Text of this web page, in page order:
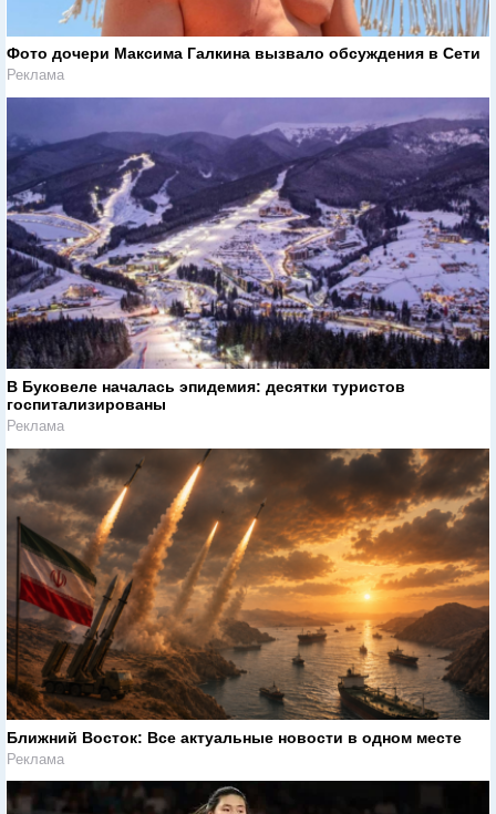
Фото дочери Максима Галкина вызвало обсуждения в Сети
Реклама
В Буковеле началась эпидемия: десятки туристов
госпитализированы
Реклама
Ближний Восток: Все актуальные новости в одном месте
Реклама